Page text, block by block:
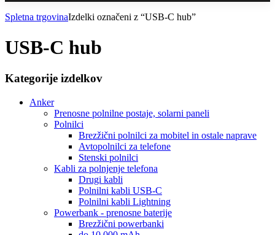
Spletna trgovinaIzdelki označeni z “USB-C hub”
USB-C hub
Kategorije izdelkov
Anker
Prenosne polnilne postaje, solarni paneli
Polnilci
Brezžični polnilci za mobitel in ostale naprave
Avtopolnilci za telefone
Stenski polnilci
Kabli za polnjenje telefona
Drugi kabli
Polnilni kabli USB-C
Polnilni kabli Lightning
Powerbank - prenosne baterije
Brezžični powerbanki